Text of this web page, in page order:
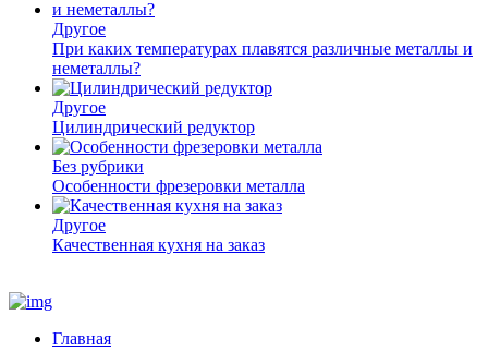
Другое
При каких температурах плавятся различные металлы и
неметаллы?
Другое
Цилиндрический редуктор
Без рубрики
Особенности фрезеровки металла
Другое
Качественная кухня на заказ
Главная